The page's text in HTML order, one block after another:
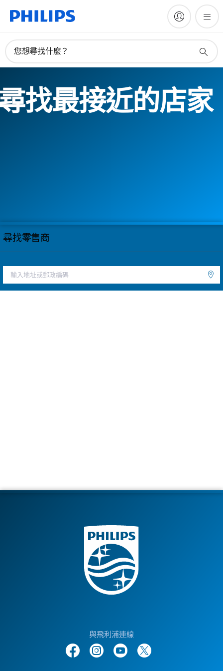
您想尋找什麼？
找最接近的店家
尋找零售商
與飛利浦連線